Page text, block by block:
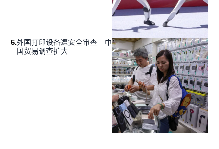
5.外国打印设备遭安全审查 中
国贸易调查扩大